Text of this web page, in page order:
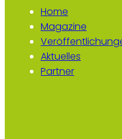
Home
Magazine
Aktuelles
Partner